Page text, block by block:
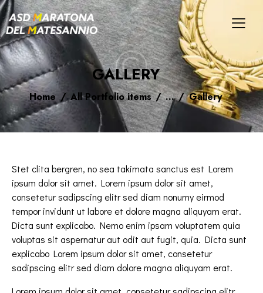
GALLERY
Home All Portfolio items ... Gallery
Stet clita bergren, no sea takimata sanctus est Lorem
ipsum dolor sit amet. Lorem ipsum dolor sit amet,
consetetur sadipscing elitr sed diam nonumy eirmod
tempor invidunt ut labore et dolore magna aliquyam erat.
Dicta sunt explicabo. Nemo enim ipsam voluptatem quia
voluptas sit aspernatur aut odit aut fugit, quia. Dicta sunt
explicabo Lorem ipsum dolor sit amet, consetetur
sadipscing elitr sed diam dolore magna aliquyam erat.